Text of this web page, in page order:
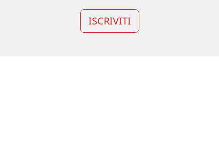
ISCRIVITI